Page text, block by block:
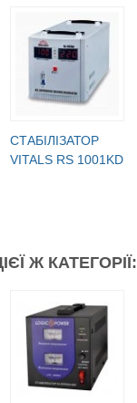
СТАБІЛІЗАТОР
VITALS RS 1001KD
Ж КАТЕГОРІЇ: